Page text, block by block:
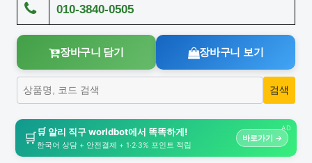
010-3840-0505
장바구니 담기 장바구니 보기
AD
🛒🛒 알리 직구 worldbot에서 똑똑하게!
한국어 상담 + 안전결제 + 1·2·3% 포인트 적립
바로가기 →